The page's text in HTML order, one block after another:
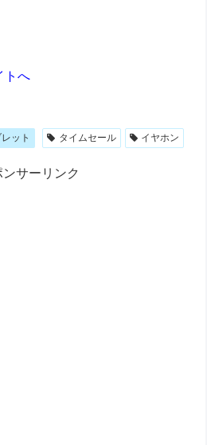
トへ
ット タイムセール イヤホン
ンサーリンク